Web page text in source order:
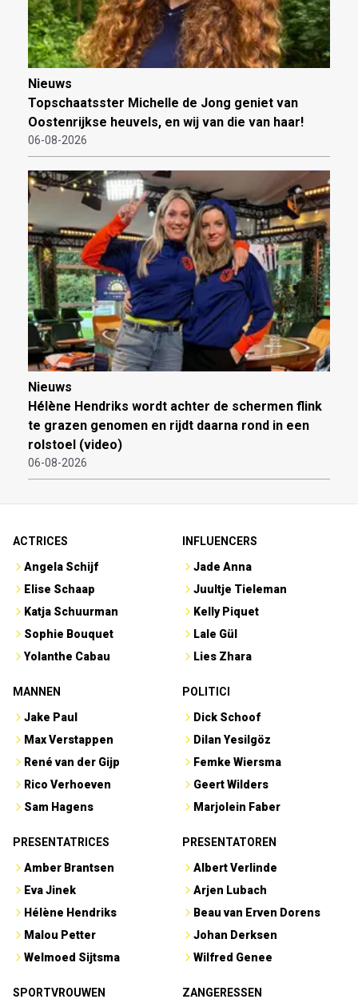
Nieuws
Topschaatsster Michelle de Jong geniet van
Oostenrijkse heuvels, en wij van die van haar!
06-08-2026
Nieuws
Hélène Hendriks wordt achter de schermen flink
te grazen genomen en rijdt daarna rond in een
rolstoel (video)
06-08-2026
ACTRICES
Angela Schijf
Elise Schaap
Katja Schuurman
Sophie Bouquet
Yolanthe Cabau
INFLUENCERS
Jade Anna
Juultje Tieleman
Kelly Piquet
Lale Gül
Lies Zhara
MANNEN
Jake Paul
Max Verstappen
René van der Gijp
Rico Verhoeven
Sam Hagens
POLITICI
Dick Schoof
Dilan Yesilgöz
Femke Wiersma
Geert Wilders
Marjolein Faber
PRESENTATRICES
Amber Brantsen
Eva Jinek
Hélène Hendriks
Malou Petter
Welmoed Sijtsma
PRESENTATOREN
Albert Verlinde
Arjen Lubach
Beau van Erven Dorens
Johan Derksen
Wilfred Genee
SPORTVROUWEN ZANGERESSEN